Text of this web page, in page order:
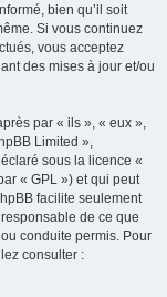
bien qu’il soit
Si vous continuez
vous acceptez
des mises à jour et/ou
par « ils », « eux »,
Limited »,
sous la licence «
« GPL ») et qui peut
facilite seulement
de ce que
conduite permis. Pour
consulter :